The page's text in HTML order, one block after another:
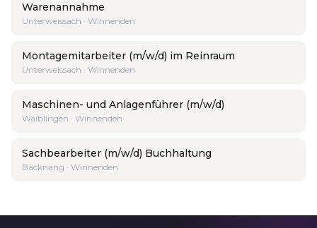
Warenannahme
Unterweissach · Winnenden
Montagemitarbeiter (m/w/d) im Reinraum
Unterweissach · Winnenden
Maschinen- und Anlagenführer (m/w/d)
Waiblingen · Winnenden
Sachbearbeiter (m/w/d) Buchhaltung
Backnang · Winnenden